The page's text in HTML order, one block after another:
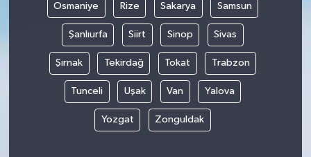
Osmaniye Rize Sakarya Samsun
Şanlıurfa Siirt Sinop Sivas
Şırnak Tekirdağ Tokat Trabzon
Tunceli Uşak Van Yalova
Yozgat Zonguldak